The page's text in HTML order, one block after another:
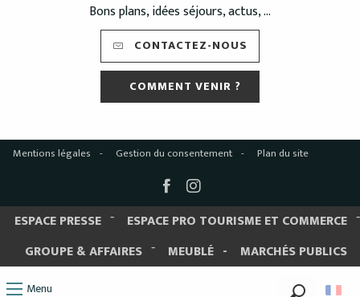
Menu
Bons plans, idées séjours, actus, ...
CONTACTEZ-NOUS
COMMENT VENIR ?
Mentions légales Gestion du consentement Plan du site
ESPACE PRESSE
ESPACE PRO TOURISME ET COMMERCE
GROUPE & AFFAIRES
MEUBLÉ MARCHÉS PUBLICS